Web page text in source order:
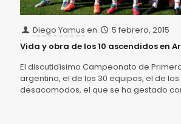
Diego Yamus en
5 febrero, 2015
Vida y obra de los 10 ascendidos en
El discutidísimo Campeonato de Primera
argentino, el de los 30 equipos, el de
desacomodos, el que se ha gestado